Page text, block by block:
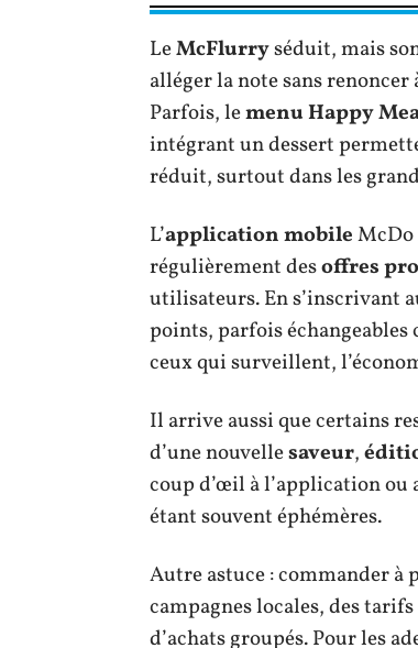
LeMcFlurryséduit, mais
alléger la note sans
Parfois, lemenu Happy
intégrant un dessert
réduit, surtout dans les
L’application mobileMcDo
régulièrement desoffres
utilisateurs. En s’inscrivant
points, parfois échangeables
ceux qui surveillent,
Il arrive aussi que certains
d’une nouvellesaveur,
coup d’œil à l’application ou
étant souvent éphémères.
Autre astuce : commander à
campagnes locales, des
d’achats groupés. Pour les